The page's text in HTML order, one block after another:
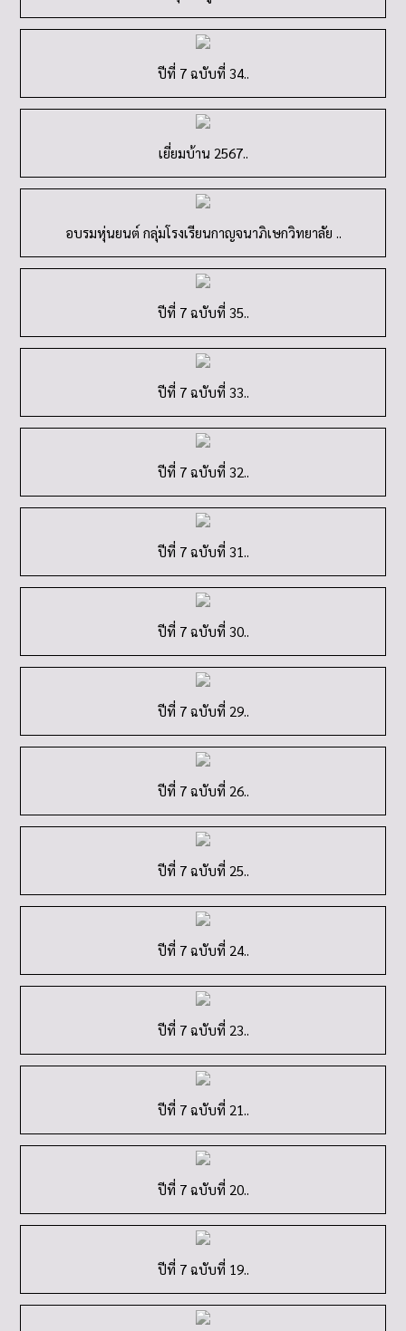
ปีที่ 7 ฉบับที่ 34..
เยี่ยมบ้าน 2567..
อบรมหุ่นยนต์ กลุ่มโรงเรียนกาญจนาภิเษกวิทยาลัย ..
ปีที่ 7 ฉบับที่ 35..
ปีที่ 7 ฉบับที่ 33..
ปีที่ 7 ฉบับที่ 32..
ปีที่ 7 ฉบับที่ 31..
ปีที่ 7 ฉบับที่ 30..
ปีที่ 7 ฉบับที่ 29..
ปีที่ 7 ฉบับที่ 26..
ปีที่ 7 ฉบับที่ 25..
ปีที่ 7 ฉบับที่ 24..
ปีที่ 7 ฉบับที่ 23..
ปีที่ 7 ฉบับที่ 21..
ปีที่ 7 ฉบับที่ 20..
ปีที่ 7 ฉบับที่ 19..